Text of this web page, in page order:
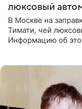
люксовый
В Москве на
Тимати, чей
Информацию об